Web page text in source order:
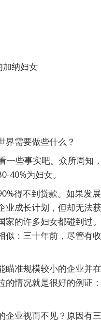
纳妇女
界需要做些什么？
一些事实吧。众所周知
40%为妇女。
得不到贷款。如果发
成长计划，但却无法
的许多妇女都碰到过
：三十年前，尽管有
准规模较小的企业并
情况就是很好的例证
业视而不见？原因有